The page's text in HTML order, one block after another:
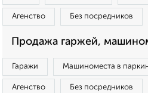
Агенство Без посредников
Продажа гаржей,
Гаражи Машиноместа в
Агенство Без посредников